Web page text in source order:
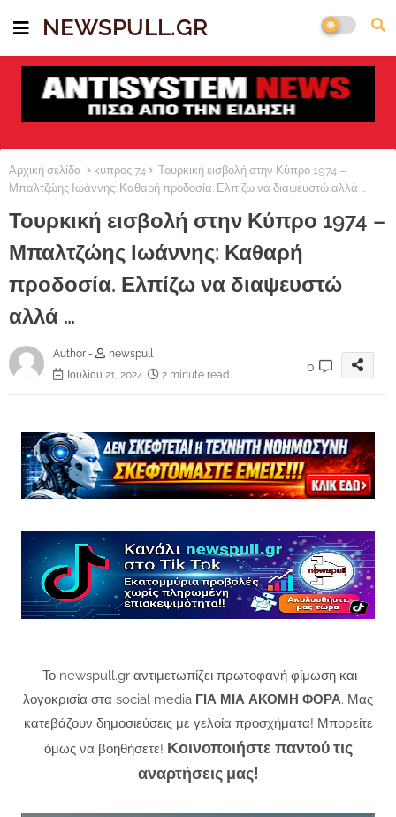
NEWSPULL.GR
Αρχική σελίδα κυπρος 74
Τουρκική εισβολή στην Κύπρο 1974 –
Μπαλτζώης Ιωάννης: Καθαρή προδοσία. Ελπίζω να διαψευστώ αλλά …
Τουρκική εισβολή στην Κύπρο 1974 –
Μπαλτζώης Ιωάννης: Καθαρή
προδοσία. Ελπίζω να διαψευστώ
αλλά …
Author -
newspull
Ιουλίου 21, 2024
2 minute read
0
Το newspull.gr αντιμετωπίζει πρωτοφανή φίμωση και
λογοκρισία στα social media ΓΙΑ ΜΙΑ ΑΚΟΜΗ ΦΟΡΑ. Μας
κατεβάζουν δημοσιεύσεις με γελοία προσχήματα! Μπορείτε
όμως να βοηθήσετε! Κοινοποιήστε παντού τις
αναρτήσεις μας!